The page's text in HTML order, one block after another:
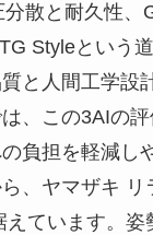
散と耐久性、
Styleという
と人間工学設
、この3AIの
負担を軽減し
、ヤマザキ リ
えています。姿